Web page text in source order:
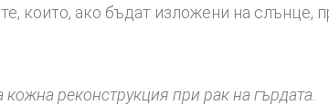
които, ако бъдат изложени на слънце,
реконструкция при рак на гърдата.